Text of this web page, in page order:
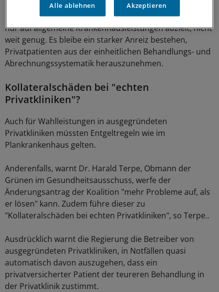
Den Grünen geht der bisherige Ansatz der Koalition, der
nur auf allgemeine Krankenhausleistungen abzielt, nicht
weit genug. Es bleibe ein starker Anreiz bestehen,
Privatpatienten aus der einheitlichen Behandlungs- und
Abrechnungssystematik herauszunehmen.
Kollateralschäden bei "echten
Privatkliniken"?
Auch für Wahlleistungen in ausgegründeten
Privatkliniken müssten Entgeltregeln wie im
Plankrankenhaus gelten.
Anderenfalls, warnt Dr. Harald Terpe, Obmann der
Grünen im Gesundheitsausschuss, werfe der
Änderungsantrag der Koalition "mehr Probleme auf, als
er lösen" kann. Zudem führe dieser zu
"Kollateralschäden bei echten Privatkliniken", so Terpe..
Ausdrücklich warnt die Regierung die Betreiber von
ausgegründeten Privatkliniken, in Notfällen quasi
automatisch davon auszugehen, dass ein
privatversicherter Patient der teureren Behandlung in
der Privatklinik zustimmt.
Alle ablehnen Akzeptieren